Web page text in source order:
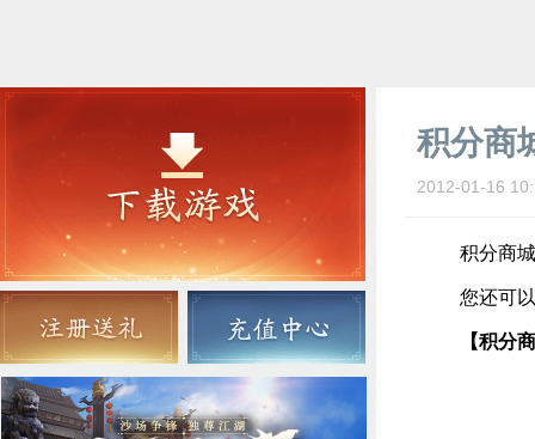
积分商
2012-01-16
积分商城
您还可以
【积分